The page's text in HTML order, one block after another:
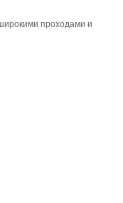
проходами и